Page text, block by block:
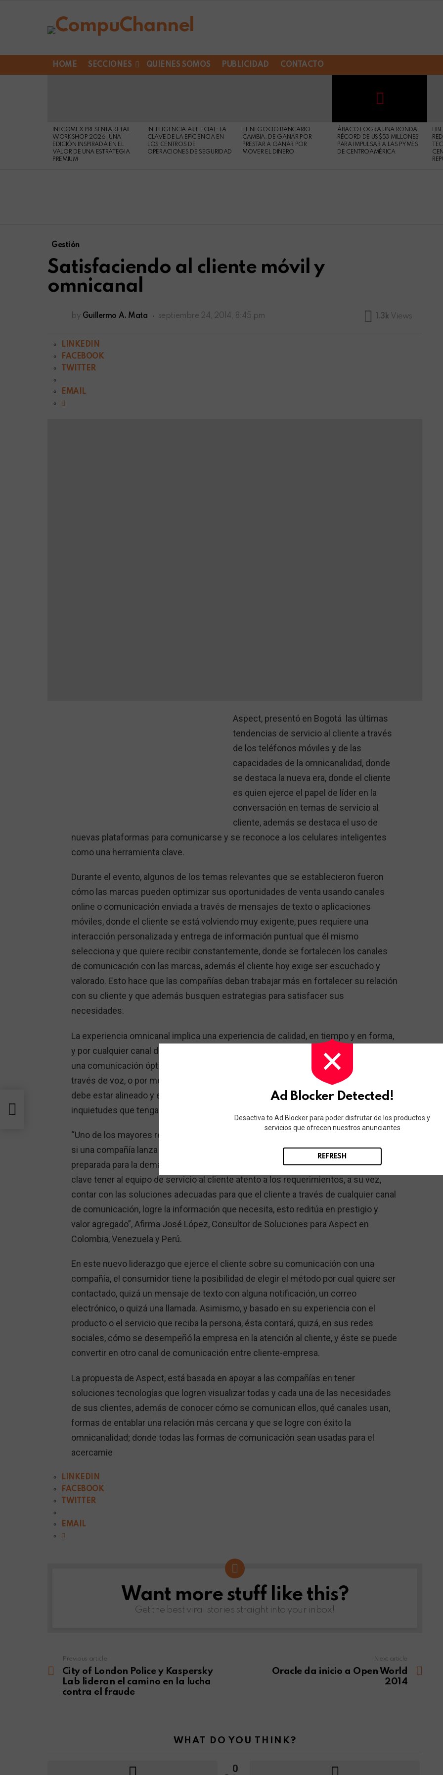
HOME SECCIONES QUIENES SOMOS PUBLICIDAD CONTACTO
INTCOMEX PRESENTA RETAIL
WORKSHOP 2026, UNA
EDICIÓN INSPIRADA EN EL
VALOR DE UNA ESTRATEGIA
PREMIUM
INTELIGENCIA ARTIFICIAL: LA
CLAVE DE LA EFICIENCIA EN
LOS CENTROS DE
OPERACIONES DE SEGURIDAD
EL NEGOCIO BANCARIO
CAMBIA: DE GANAR POR
PRESTAR A GANAR POR
MOVER EL DINERO
Safe
For
Work
view
this
post
ÁBACO LOGRA UNA RONDA
RÉCORD DE US$53 MILLONES
PARA IMPULSAR A LAS PYMES
DE CENTROAMÉRICA
Gestión
Satisfaciendo al cliente móvil y
omnicanal
by Guillermo A. Mata septiembre 24, 2014, 8:45 pm 1.3k Views
LINKEDIN
FACEBOOK
TWITTER
EMAIL
Aspect, presentó en Bogotá las últimas
tendencias de servicio al cliente a través
de los teléfonos móviles y de las
capacidades de la omnicanalidad, donde
se destaca la nueva era, donde el cliente
es quien ejerce el papel de líder en la
conversación en temas de servicio al
cliente, además se destaca el uso de
nuevas plataformas para comunicarse y se reconoce a los celulares inteligentes
como una herramienta clave.
Durante el evento, algunos de los temas relevantes que se establecieron fueron
cómo las marcas pueden optimizar sus oportunidades de venta usando canales
online o comunicación enviada a través de mensajes de texto o aplicaciones
móviles, donde el cliente se está volviendo muy exigente, pues requiere una
interacción personalizada y entrega de información puntual que él mismo
selecciona y que quiere recibir constantemente, donde se fortalecen los canales
de comunicación con las marcas, además el cliente hoy exige ser escuchado y
valorado. Esto hace que las compañías deban trabajar más en fortalecer su relación
con su cliente y que además busquen estrategias para satisfacer sus
necesidades.
La experiencia omnicanal implica una experiencia de calidad, en tiempo y en forma,
y por cualquier canal de contacto, por ende, una solución tecnológica debe lograr
una comunicación óptima desde el centro de contacto, ya sea con un agente a
través de voz, o por medio de redes sociales; donde el mensaje de la compañía
debe estar alineado y el cliente debe recibir la información completa sobre las
inquietudes que tenga de algún producto o servicio.
“Uno de los mayores retos es cumplir con las necesidades del cliente, por ejemplo,
si una compañía lanza un nuevo producto o servicio, la empresa debe estar
preparada para la demanda de clientes que quieren obtenerlo inmediatamente, es
clave tener al equipo de servicio al cliente atento a los requerimientos, a su vez,
contar con las soluciones adecuadas para que el cliente a través de cualquier canal
de comunicación, logre la información que necesita, esto reditúa en prestigio y
valor agregado”, Afirma José López, Consultor de Soluciones para Aspect en
Colombia, Venezuela y Perú.
En este nuevo liderazgo que ejerce el cliente sobre su comunicación con una
compañía, el consumidor tiene la posibilidad de elegir el método por cual quiere ser
contactado, quizá un mensaje de texto con alguna notificación, un correo
electrónico, o quizá una llamada. Asimismo, y basado en su experiencia con el
producto o el servicio que reciba la persona, ésta contará, quizá, en sus redes
sociales, cómo se desempeñó la empresa en la atención al cliente, y éste se puede
convertir en otro canal de comunicación entre cliente-empresa.
La propuesta de Aspect, está basada en apoyar a las compañías en tener
soluciones tecnologías que logren visualizar todas y cada una de las necesidades
de sus clientes, además de conocer cómo se comunican ellos, qué canales usan,
formas de entablar una relación más cercana y que se logre con éxito la
omnicanalidad; donde todas las formas de comunicación sean usadas para el
acercamie
LINKEDIN
FACEBOOK
TWITTER
EMAIL
NEWSLETTERWant more stuff like this?
Get the best viral stories straight into your inbox!
more
Previous article
City of London Police y Kaspersky
Lab lideran el camino en la lucha
contra el fraude
Next article
Oracle da inicio a Open World
2014
WHAT DO YOU THINK?
0
Ad Blocker Detected!
Desactiva to Ad Blocker para poder disfrutar de los productos y
servicios que ofrecen nuestros anunciantes
REFRESH